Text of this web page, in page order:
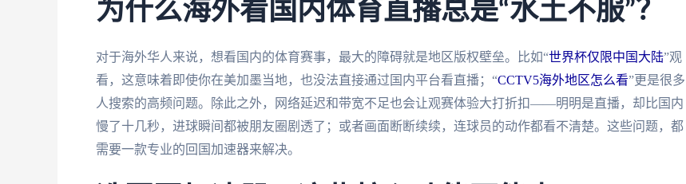
为什么海外看国内体育直播总是“水土不服”？
对于海外华人来说，想看国内的体育赛事，最大的障碍就是地区版权壁垒。比如“世界杯仅限中国大陆”观
看，这意味着即使你在美加墨当地，也没法直接通过国内平台看直播；“CCTV5海外地区怎么看”更是很多
人搜索的高频问题。除此之外，网络延迟和带宽不足也会让观赛体验大打折扣——明明是直播，却比国内
慢了十几秒，进球瞬间都被朋友圈剧透了；或者画面断断续续，连球员的动作都看不清楚。这些问题，都
需要一款专业的回国加速器来解决。